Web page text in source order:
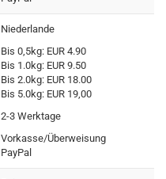
Niederlande
Bis 0,5kg: EUR 4.90
Bis 1.0kg: EUR 9.50
Bis 2.0kg: EUR 18.00
Bis 5.0kg: EUR 19,00
2-3 Werktage
Vorkasse/Überweisung
PayPal